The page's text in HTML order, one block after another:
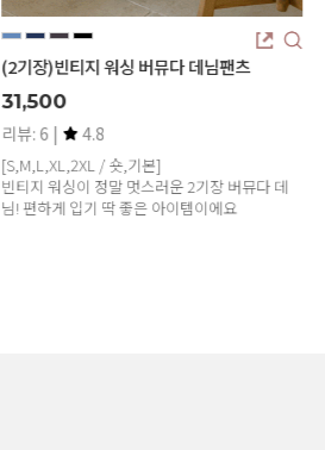
스텝 와이드 일자 데님 팬츠
45,800